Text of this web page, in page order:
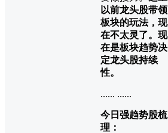
以前龙头股带领
板块的玩法，现
在不太灵了。现
在是板块趋势决
定龙头股持续
性。
...... ......
今日强趋势股梳
理：